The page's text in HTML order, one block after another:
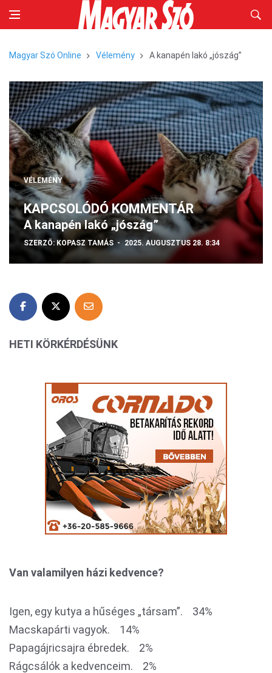
Magyar Szó Online Vélemény A kanapén lakó „jószág”
VÉLEMÉNY
KAPCSOLÓDÓ KOMMENTÁR
A kanapén lakó „jószág”
SZERZŐ: KOPASZ TAMÁS 2025. AUGUSZTUS 28. 8:34
HETI KÖRKÉRDÉSÜNK
Van valamilyen házi kedvence?
Igen, egy kutya a hűséges „társam”. 34%
Macskapárti vagyok. 14%
Papagájricsajra ébredek. 2%
Rágcsálók a kedvenceim. 2%